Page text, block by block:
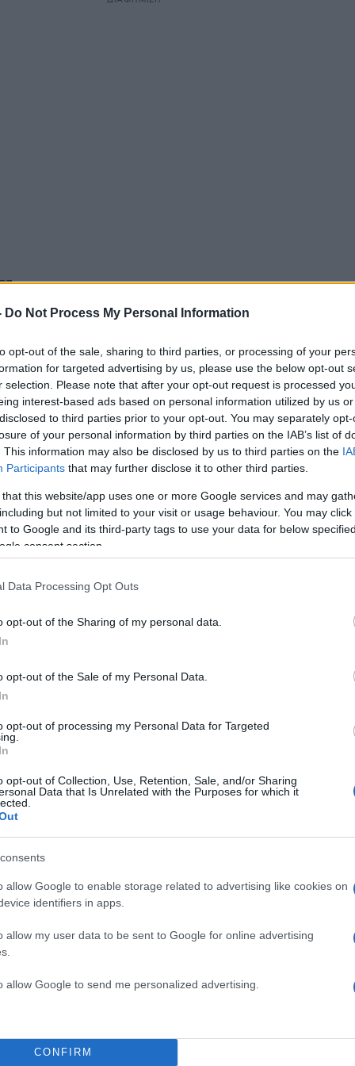
Do Not Process My Personal Information
opt-out of the sale, sharing to third parties, or processing of your
for targeted advertising by us, please use the below opt-out
selection. Please note that after your opt-out request is processed
interest-based ads based on personal information utilized by us
to third parties prior to your opt-out. You may separately
of your personal information by third parties on the IAB’s list of
This information may also be disclosed by us to third parties on the
Participants that may further disclose it to other third parties.
that this website/app uses one or more Google services and may
but not limited to your visit or usage behaviour. You may
to Google and its third-party tags to use your data for below
consent section.
Data Processing Opt Outs
opt-out of the Sharing of my personal data.
opt-out of the Sale of my Personal Data.
opt-out of processing my Personal Data for Targeted
opt-out of Collection, Use, Retention, Sale, and/or Sharing
Data that Is Unrelated with the Purposes for which it
allow Google to enable storage related to advertising like cookies on
identifiers in apps.
allow my user data to be sent to Google for online advertising
allow Google to send me personalized advertising.
CONFIRM
Σχολίασε εδώ
2000 /
Υποβολή σχολίου
από reCAPTCHA, ισχύουν
Αθλητικά
το Νewsit.gr στοGoogle Newsκαι ενημερωθείτε
όλη την ειδησεογραφία και τα
με νεκρούς
τη
την
όπως και
σταρ του TikTok –
δωρεές και
Πιο
Έφυγαν οι
επόμενη μέρα
131 Canadair 515:
αεροσκάφους
69 Βγήκαν ξανά τα
«Καρυστιανού,
59 Το πολωμένο
και Βοιωτία: